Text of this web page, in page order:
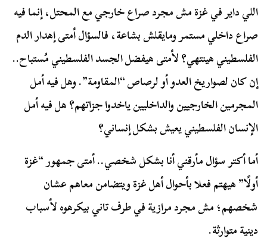
اللي داير في غزة مش مجرد صراع خارجي مع المحتل، إنما فيه
صراع داخلي مستمر ومايقلش بشاعة، فالسؤال أمتى إهدار الدم
الفلسطيني هينتهي؟ لأمتى هيفضل الجسد الفلسطيني مُستباح..
إن كان لصواريخ العدو أو لرصاص “المقاومة”. وهل فيه أمل
المجرمين الخارجيين والداخليين ياخدوا جزاتهم؟ هل فيه أمل
الإنسان الفلسطيني يعيش بشكل إنساني؟
أما أكتر سؤال مأرقني أنا بشكل شخصي.. أمتى جمهور “غزة
أولًا” هيهتم فعلا بأحوال أهل غزة ويتضامن معاهم عشان
شخصهم؛ مش مجرد مرازية في طرف تاني بيكرهوه لأسباب
دينية متوارثة.